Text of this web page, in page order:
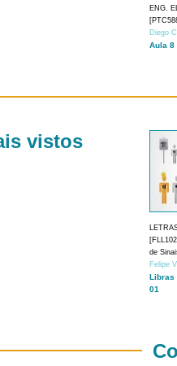
ENG.
Diego
Aula 8
vistos
de
Felipe
Libras
01